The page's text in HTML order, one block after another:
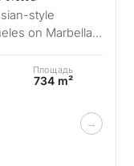
style
on Marbella’s
Площадь
734 m²